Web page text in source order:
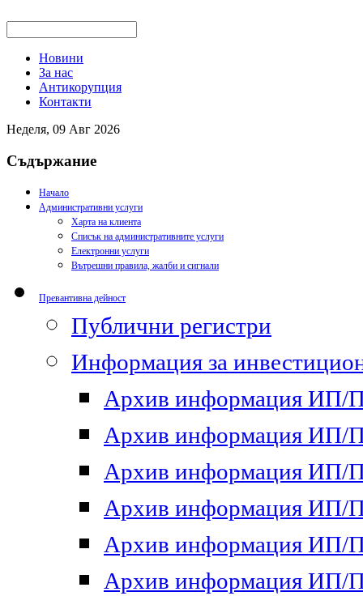
Новини
За нас
Антикорупция
Контакти
Неделя, 09 Авг 2026
Съдържание
Начало
Административни услуги
Харта на клиента
Списък на административните услуги
Електронни услуги
Вътрешни правила, жалби и сигнали
Превантивна дейност
Публични регистри
Информация за
Архив информация ИП/
Архив информация ИП/
Архив информация ИП/
Архив информация ИП/
Архив информация ИП/
Архив информация ИП/